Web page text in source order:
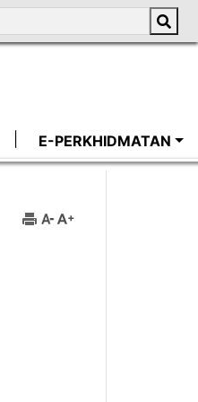
E-PERKHIDMATAN